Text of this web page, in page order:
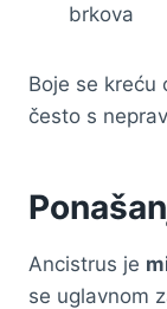
brkova
Boje se kreću
često s
Ancistrus je
se uglavnom